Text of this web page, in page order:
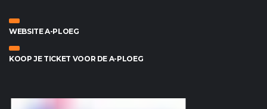
WEBSITE A-PLOEG
KOOP JE TICKET VOOR DE A-PLOEG